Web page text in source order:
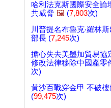
哈利法克斯國際安全論
共威脅 🖼️ (7,803次)
川普提名布魯克‧羅林
部長 (7,245次)
擔心失去美墨加貿易協
修改法律移除中國產零
次)
黃沙百戰穿金甲 不破
(99,475次)